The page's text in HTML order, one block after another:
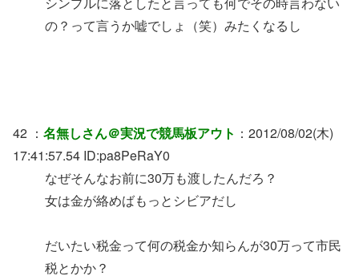
の？って言うか嘘でしょ（笑）みたくなるし
42 ： 名無しさん＠実況で競馬板アウト ：2012/08/02(木)
17:41:57.54 ID:pa8PeRaY0
なぜそんなお前に30万も渡したんだろ？
女は金が絡めばもっとシビアだし
だいたい税金って何の税金か知らんが30万って市民
税とかか？